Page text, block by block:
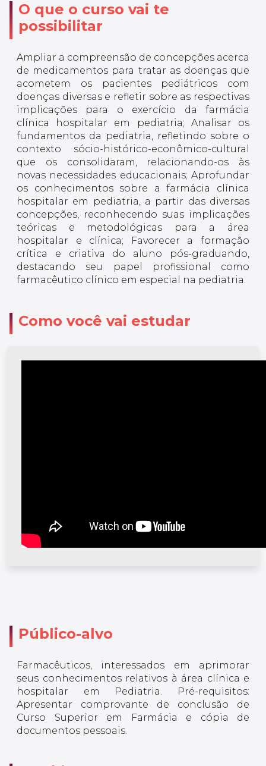
O que o curso vai te
possibilitar
Ampliar a compreensão de concepções acerca
de medicamentos para tratar as doenças que
acometem os pacientes pediátricos com
doenças diversas e refletir sobre as respectivas
implicações para o exercício da farmácia
clínica hospitalar em pediatria; Analisar os
fundamentos da pediatria, refletindo sobre o
contexto sócio-histórico-econômico-cultural
que os consolidaram, relacionando-os às
novas necessidades educacionais; Aprofundar
os conhecimentos sobre a farmácia clínica
hospitalar em pediatria, a partir das diversas
concepções, reconhecendo suas implicações
teóricas e metodológicas para a área
hospitalar e clínica; Favorecer a formação
crítica e criativa do aluno pós-graduando,
destacando seu papel profissional como
farmacêutico clínico em especial na pediatria.
Como você vai estudar
Público-alvo
Farmacêuticos, interessados em aprimorar
seus conhecimentos relativos à área clínica e
hospitalar em Pediatria. Pré-requisitos:
Apresentar comprovante de conclusão de
Curso Superior em Farmácia e cópia de
documentos pessoais.